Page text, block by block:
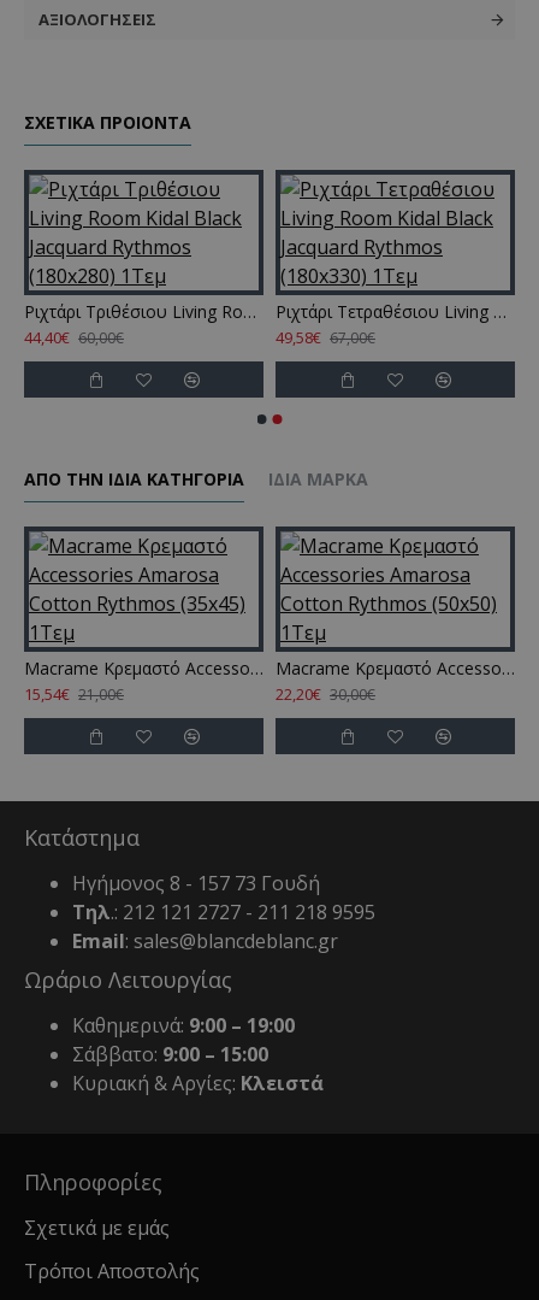
ΑΞΙΟΛΟΓΉΣΕΙΣ
ΣΧΕΤΙΚΑ ΠΡΟΙΟΝΤΑ
Ριχτάρι Τριθέσιου Living Room Kidal Black Jacquard Rythmos (180x280) 1Τεμ
44,40€ 60,00€
Ριχτάρι Τετραθέσιου Living Room Kidal Black Jacquard Rythmos (180x330) 1Τεμ
49,58€ 67,00€
ΑΠΌ ΤΗΝ ΊΔΙΑ ΚΑΤΗΓΌΡΙΑ ΊΔΙΑ ΜΆΡΚΑ
Macrame Κρεμαστό Accessories Amarosa Cotton Rythmos (35x45) 1Τεμ
15,54€ 21,00€
Macrame Κρεμαστό Accessories Amarosa Cotton Rythmos (50x50) 1Τεμ
22,20€ 30,00€
Κατάστημα
Ηγήμονος 8 - 157 73 Γουδή
Τηλ.: 212 121 2727 - 211 218 9595
Email: sales@blancdeblanc.gr
Ωράριο Λειτουργίας
Καθημερινά: 9:00 – 19:00
Σάββατο: 9:00 – 15:00
Κυριακή & Αργίες: Κλειστά
Πληροφορίες
Σχετικά με εμάς
Τρόποι Αποστολής